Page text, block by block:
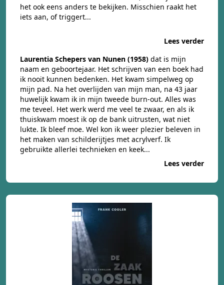
het ook eens anders te bekijken. Misschien raakt het
iets aan, of triggert...
Lees verder
Laurentia Schepers van Nunen (1958) dat is mijn
naam en geboortejaar. Het schrijven van een boek had
ik nooit kunnen bedenken. Het kwam simpelweg op
mijn pad. Na het overlijden van mijn man, na 43 jaar
huwelijk kwam ik in mijn tweede burn-out. Alles was
me teveel. Het werk werd me veel te zwaar, en als ik
thuiskwam moest ik op de bank uitrusten, wat niet
lukte. Ik bleef moe. Wel kon ik weer plezier beleven in
het maken van schilderijtjes met acrylverf. Ik
gebruikte allerlei technieken en keek...
Lees verder